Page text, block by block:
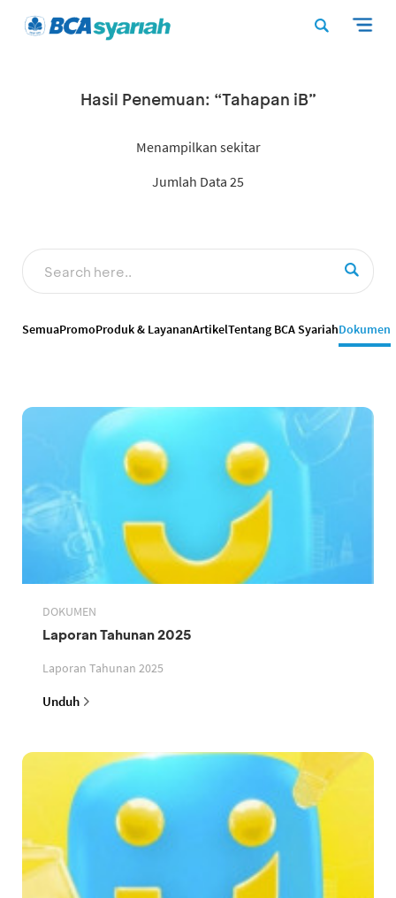
Hasil Penemuan: “Tahapan iB”
Menampilkan sekitar
Jumlah Data 25
SemuaPromoProduk & LayananArtikelTentang BCA SyariahDokumen
DOKUMEN
Laporan Tahunan 2025
Laporan Tahunan 2025
Unduh